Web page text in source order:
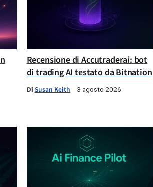
Recensione di Accutraderai: bot
di trading AI testato da Bitnation
Di Susan Keith 3 agosto 2026